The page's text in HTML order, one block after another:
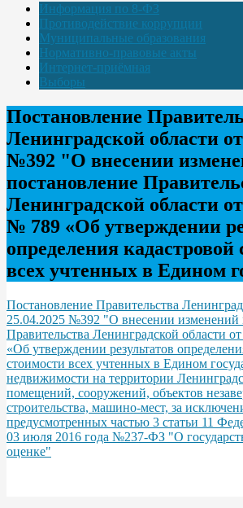
Информация по 8-ФЗ
Противодействие коррупции
Муниципальные образования
Нормативно-правовые акты
Интернет-приёмная
Выборы
Постановление
Ленинградской области
№392 "О внесении
постановление
Ленинградской области
№ 789 «Об утверждении
определения кадастровой
всех учтенных в Едином
Постановление Правительства
25.04.2025 №392 "О внесении изменений
Правительства Ленинградской области
«Об утверждении результатов
стоимости всех учтенных в Едином
недвижимости на территории
помещений, сооружений, объектов
строительства, машино-мест, за
предусмотренных частью 3 статьи 11
03 июля 2016 года №237-ФЗ "О
оценке"